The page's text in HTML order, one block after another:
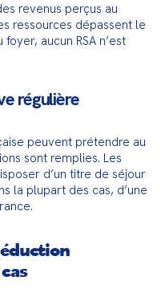
revenus perçus au
ressources dépassent le
aucun RSA n’est
régulière
peuvent prétendre au
sont remplies. Les
d’un titre de séjour
la plupart des cas, d’une